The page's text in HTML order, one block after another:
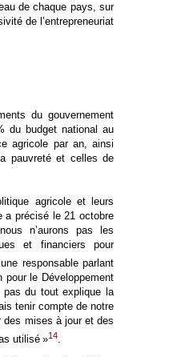
de chaque pays, sur
de l’entrepreneuriat
du gouvernement
du budget national au
agricole par an, ainsi
pauvreté et celles de
agricole et leurs
a précisé le 21 octobre
n’aurons pas les
et financiers pour
responsable parlant
pour le Développement
du tout explique la
tenir compte de notre
mises à jour et des
utilisé »14.